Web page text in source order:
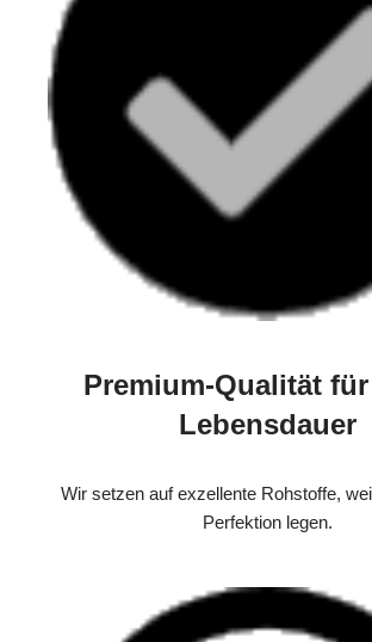
Premium-Qualität
Lebensdauer
Wir setzen auf exzellente Rohstoffe,
Perfektion legen.